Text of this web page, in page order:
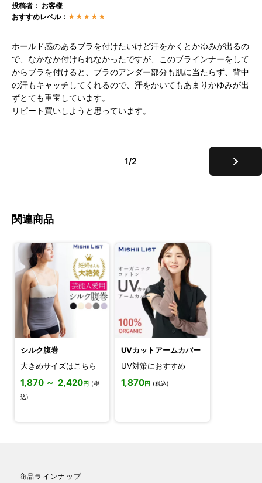
投稿者： お客様
おすすめレベル： ★★★★★
ホールド感のあるブラを付けたいけど汗をかくとかゆみが出るの
で、なかなか付けられなかったですが、このブラインナーをして
からブラを付けると、ブラのアンダー部分も肌に当たらず、背中
の汗もキャッチしてくれるので、汗をかいてもあまりかゆみが出
ずとても重宝しています。
リピート買いしようと思っています。
1/2
関連商品
シルク腹巻
大きめサイズはこちら
1,870 ～ 2,420円 (税
込)
UVカットアームカバー
UV対策におすすめ
1,870円 (税込)
商品ラインナップ